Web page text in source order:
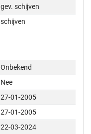
gev. schijven
schijven
Onbekend
Nee
27-01-2005
27-01-2005
22-03-2024